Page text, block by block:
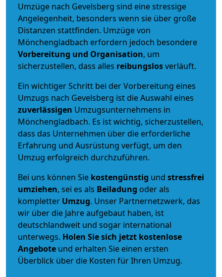
Umzüge nach Gevelsberg sind eine stressige
Angelegenheit, besonders wenn sie über große
Distanzen stattfinden. Umzüge von
Mönchengladbach erfordern jedoch besondere
Vorbereitung und Organisation, um
sicherzustellen, dass alles reibungslosverläuft.
Ein wichtiger Schritt bei der Vorbereitung eines
Umzugs nach Gevelsberg ist die Auswahl eines
zuverlässigen Umzugsunternehmens in
Mönchengladbach. Es ist wichtig, sicherzustellen,
dass das Unternehmen über die erforderliche
Erfahrung und Ausrüstung verfügt, um den
Umzug erfolgreich durchzuführen.
Bei uns können Sie kostengünstig und stressfrei
umziehen, sei es als Beiladung oder als
kompletter Umzug. Unser Partnernetzwerk, das
wir über die Jahre aufgebaut haben, ist
deutschlandweit und sogar international
unterwegs. Holen Sie sich jetzt kostenlose
Angebote und erhalten Sie einen ersten
Überblick über die Kosten für Ihren Umzug.